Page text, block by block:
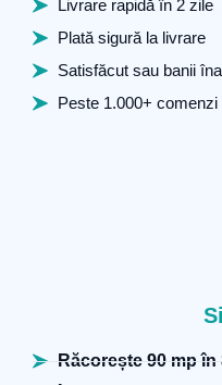
Livrare rapidă în 2 zile
Plată sigură la livrare
Satisfăcut sau banii
Peste 1.000+ comenzi
Răcorește 90 mp în